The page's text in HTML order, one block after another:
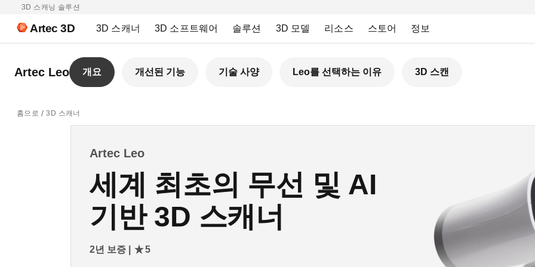
3D 스캐닝 솔루션
Artec 3D 3D 스캐너 3D 소프트웨어 솔루션 3D 모델 리소스 스토어 정보
Artec Leo 개요 개선된 기능 기술 사양 Leo를 선택하는 이유 3D 스캔
홈으로 3D 스캐너
Artec Leo
세계 최초의 무선 및 AI
기반 3D 스캐너
2년 보증 | 5